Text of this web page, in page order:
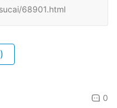
68901.html
0